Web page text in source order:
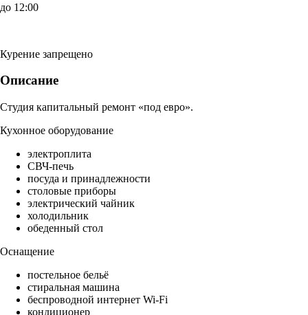
до 12:00
Курение запрещено
Описание
Студия капитальный ремонт «под евро».
Кухонное оборудование
электроплита
СВЧ-печь
посуда и принадлежности
столовые приборы
электрический чайник
холодильник
обеденный стол
Оснащение
постельное бельё
стиральная машина
беспроводной интернет Wi-Fi
кондиционер